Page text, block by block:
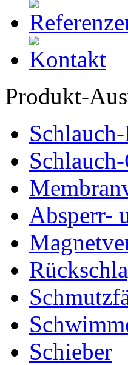
Produkt-
Absperr-
Schieber